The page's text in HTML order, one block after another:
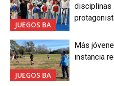
JUEGOS BA
disciplinas
JUEGOS BA
Más
instancia